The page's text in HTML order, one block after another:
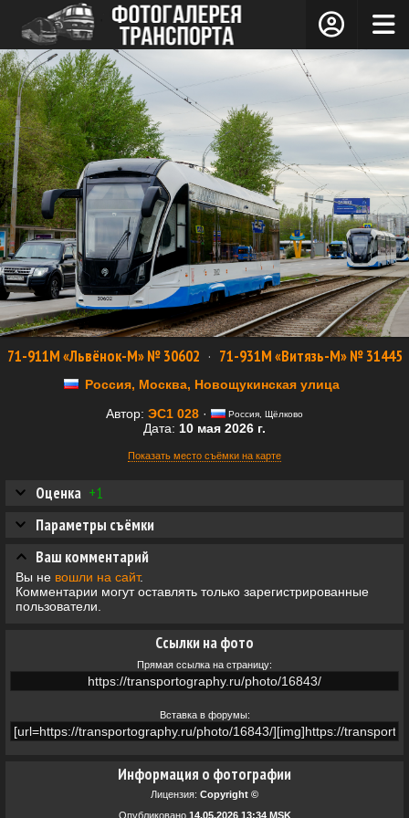
71-911М «Львёнок-М» № 30602 · 71-931М «Витязь-М» № 31445
Россия, Москва, Новощукинская улица
Автор: ЭС1 028 · Россия, Щёлково
Дата: 10 мая 2026 г.
Показать место съёмки на карте
Информация о фотографии
Лицензия: Copyright ©
Опубликовано 14.05.2026 13:34 MSK
Оценка +1
Ссылки на фото
Прямая ссылка на страницу:
Вставка в форумы:
Параметры съёмки
Ваш комментарий
Вы не вошли на сайт.
Комментарии могут оставлять только зарегистрированные
пользователи.